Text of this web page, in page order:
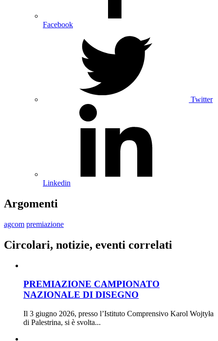
Facebook
Twitter
Linkedin
Argomenti
agcom premiazione
Circolari, notizie, eventi correlati
PREMIAZIONE CAMPIONATO
NAZIONALE DI DISEGNO
Il 3 giugno 2026, presso l’Istituto Comprensivo Karol Wojtyła
di Palestrina, si è svolta...